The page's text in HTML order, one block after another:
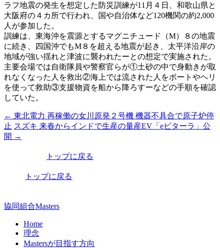
ラフ地震の発生を想定した防災訓練が11月４日、和歌山県と
大阪府の４カ所で行われ、国や自治体など120機関の約2,000
人が参加した。
訓練は、東海沖を震源とするマグニチュード（M）８の地震
に続き、四国沖でもM８を超える地震が起き、太平洋沿岸の
地域が強い揺れと津波に襲われたーとの想定で実施された。
主要会場では自衛隊員や警察官らが①土砂の中で身動きが取
れなくなった人を救出②海上では流された人をボートやヘリ
を使って救助③支援物資を船から降ろすーなどの手順を確認
していた。
投
稿
シ
← 東北電力 再稼働の女川原発２号機 機器不具合で原子炉停
止 スズキ 来春からインドで生産の量産EV「eビターラ」公
開 →
トップに戻る
トップに戻る
協同組合Masters
Home
理念
Mastersが目指す方向